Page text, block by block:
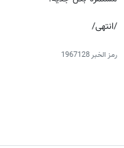
/انتهى/
رمز الخبر1967128